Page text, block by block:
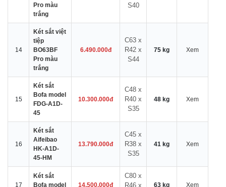
Pro màu
trắng
S40
14
Két sắt việt
tiệp
BO63BF
Pro màu
trắng
6.490.000đ
C63 x
R42 x
S44
75 kg Xem
15
Két sắt
Bofa model
FDG-A1D-
45
10.300.000đ
C48 x
R40 x
S35
48 kg Xem
16
Két sắt
Aifeibao
HK-A1D-
45-HM
13.790.000đ
C45 x
R38 x
S35
41 kg Xem
17
Két sắt
Bofa model
14.500.000đ
C80 x
R46 x
63 kg Xem